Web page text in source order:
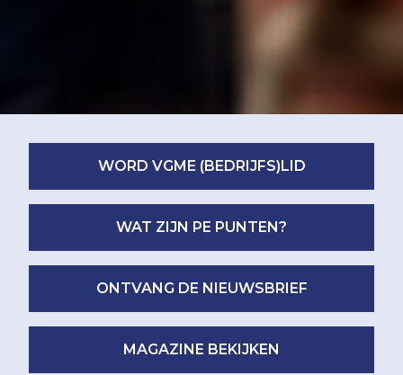
WORD VGME (BEDRIJFS)LID
WAT ZIJN PE PUNTEN?
ONTVANG DE NIEUWSBRIEF
MAGAZINE BEKIJKEN